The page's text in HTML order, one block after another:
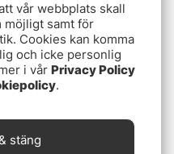
vår webbplats skall
möjligt samt för
Cookies kan komma
och icke personlig
i vår Privacy Policy
.
stäng